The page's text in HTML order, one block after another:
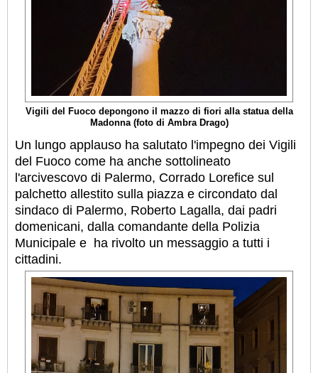
Vigili del Fuoco depongono il mazzo di fiori alla statua della
Madonna (foto di Ambra Drago)
Un lungo applauso ha salutato l'impegno dei Vigili
del Fuoco come ha anche sottolineato
l'arcivescovo di Palermo, Corrado Lorefice sul
palchetto allestito sulla piazza e circondato dal
sindaco di Palermo, Roberto Lagalla, dai padri
domenicani, dalla comandante della Polizia
Municipale e ha rivolto un messaggio a tutti i
cittadini.